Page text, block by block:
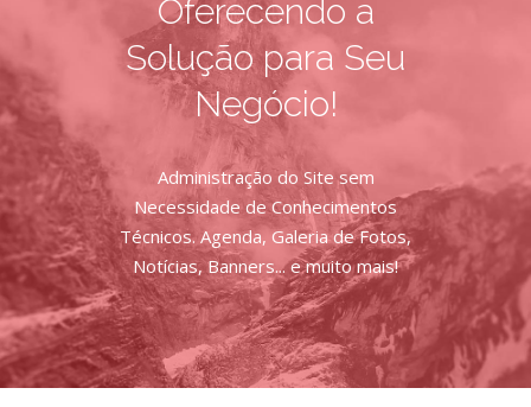
Oferecendo a
Solução para Seu
Negócio!
Administração do Site sem
Necessidade de Conhecimentos
Técnicos. Agenda, Galeria de Fotos,
Notícias, Banners... e muito mais!